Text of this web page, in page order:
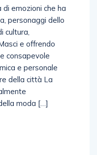
emozioni che ha
personaggi dello
cultura,
e offrendo
consapevole
e personale
della città La
moda […]